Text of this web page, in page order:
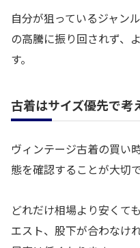
自分が狙っているジャン
の高騰に振り回されず、
す。
古着はサイズ優先で考
ヴィンテージ古着の買い
態を確認することが大切で
どれだけ相場より安くて
エスト、股下が合わなけ